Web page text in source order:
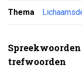
Thema
trefwoorden